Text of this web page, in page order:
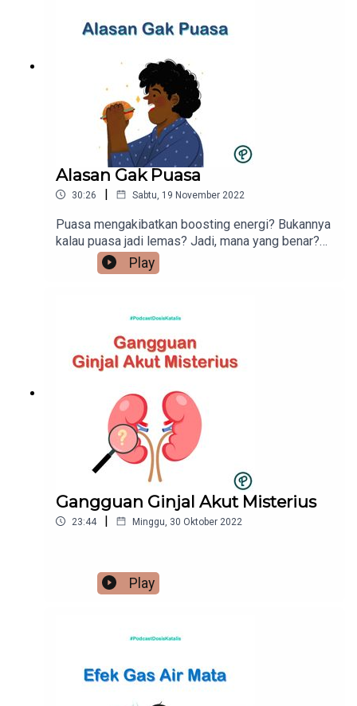
@sdenta, sampai jumpa!
Alasan Gak Puasa
30:26 | Sabtu, 19 November 2022
Puasa mengakibatkan boosting energi? Bukannya
kalau puasa jadi lemas? Jadi, mana yang benar?
Yuk, simak selengkapnya di episode ini dan
jangan lupa untuk follow akun twitter saya
Play
Gangguan Ginjal Akut Misterius
23:44 | Minggu, 30 Oktober 2022
Play